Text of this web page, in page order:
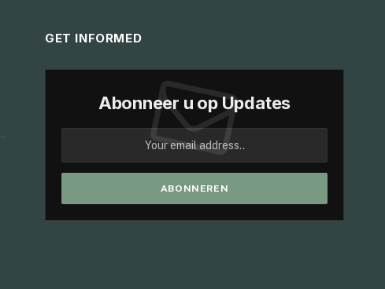
GET INFORMED
Abonneer u op Updates